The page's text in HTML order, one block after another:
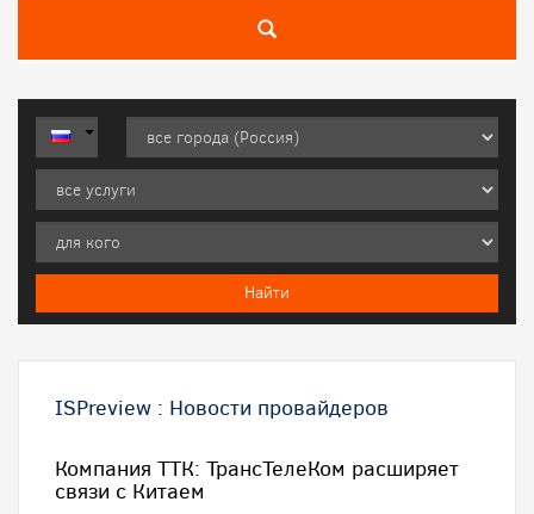
ISPreview : Новости провайдеров
Компания ТТК: ТрансТелеКом расширяет
связи с Китаем